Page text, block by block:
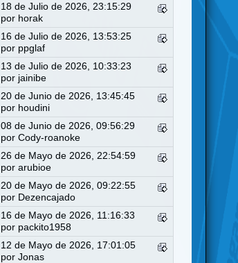
18 de Julio de 2026, 23:15:29
por horak
16 de Julio de 2026, 13:53:25
por ppglaf
13 de Julio de 2026, 10:33:23
por jainibe
20 de Junio de 2026, 13:45:45
por houdini
08 de Junio de 2026, 09:56:29
porCody-roanoke
26 de Mayo de 2026, 22:54:59
porarubioe
20 de Mayo de 2026, 09:22:55
por Dezencajado
16 de Mayo de 2026, 11:16:33
por packito1958
12 de Mayo de 2026, 17:01:05
porJonas